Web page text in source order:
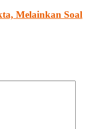
Melainkan Soal